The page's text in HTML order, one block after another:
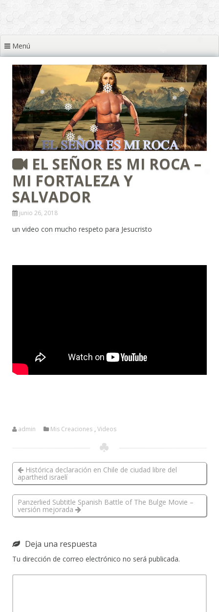
❅
❅
❅
❅❅
❅
❅
❅
❅
Menú
EL SEÑOR ES MI ROCA –
MI FORTALEZA Y
SALVADOR
junio 26, 2018
un video con mucho respeto para Jesucristo
admin Mis Creaciones , Videos
Histórica declaración en Chile de ciudad libre del
apartheid israelí
Panzerlied Subtitle Spanish Battle of The Bulge Movie –
versión mejorada
Deja una respuesta
Tu dirección de correo electrónico no será publicada.